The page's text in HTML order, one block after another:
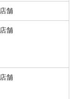
舗
舗
舗